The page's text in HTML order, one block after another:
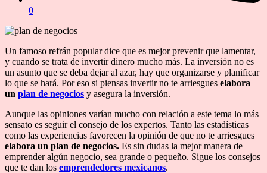
0
Un famoso refrán popular dice que es mejor prevenir que lamentar,
y cuando se trata de invertir dinero mucho más. La inversión no es
un asunto que se deba dejar al azar, hay que organizarse y planificar
lo que se hará. Por eso si piensas invertir no te arriesgues elabora
un plan de negocios y asegura la inversión.
Aunque las opiniones varían mucho con relación a este tema lo más
sensato es seguir el consejo de los expertos. Tanto las estadísticas
como las experiencias favorecen la opinión de que no te arriesgues
elabora un plan de negocios. Es sin dudas la mejor manera de
emprender algún negocio, sea grande o pequeño. Sigue los consejos
que te dan los emprendedores mexicanos.